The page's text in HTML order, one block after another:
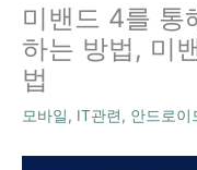
미밴드 4를 통
하는 방법, 미
법
모바일, IT관련, 안드로이